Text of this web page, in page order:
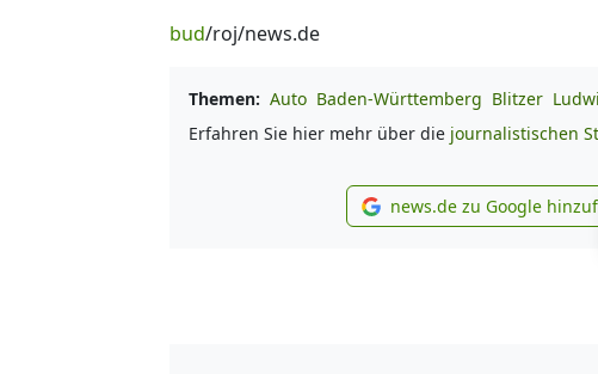
bud/roj/news.de
Themen: Auto Baden-Württemberg Blitzer
Erfahren Sie hier mehr über die journalistischen
news.de
news.de zu Google